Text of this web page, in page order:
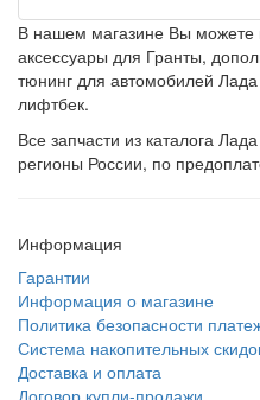
В нашем магазине Вы можете
аксессуары для Гранты,
тюнинг для автомобилей
лифтбек.
Все запчасти из каталога
регионы России, по
Информация
Гарантии
Информация о магазине
Политика безопасности
Система накопительных
Доставка и оплата
Договор купли-продажи